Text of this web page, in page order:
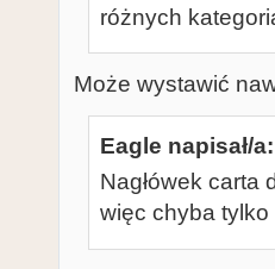
różnych
Może wystawić
Eagle napisał/a:
Nagłówek carta
więc chyba